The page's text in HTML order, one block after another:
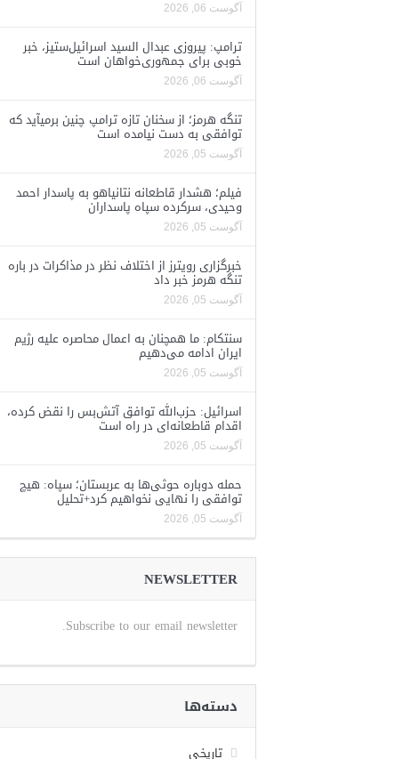
آگوست 06, 2026
ترامپ: پیروزی عبدال السید اسرائیل‌ستیز، خبر
خوبی برای جمهوری‌خواهان است
آگوست 06, 2026
تنگه هرمز؛ از سخنان تازه ترامپ چنین برمیآید که
توافقی به دست نیامده است
آگوست 05, 2026
فیلم؛ هشدار قاطعانه نتانیاهو به پاسدار احمد
وحیدی، سرکرده سپاه پاسداران
آگوست 05, 2026
خبرگزاری رویترز از اختلاف نظر در مذاکرات در باره
تنگه هرمز خبر داد
آگوست 05, 2026
سنتکام: ما همچنان به اعمال محاصره علیه رژیم
ایران ادامه می‌دهیم
آگوست 05, 2026
اسرائیل: حزب‌الله توافق آتش‌بس را نقض کرده،
اقدام قاطعانه‌ای در راه است
آگوست 05, 2026
حمله دوباره حوثی‌ها به عربستان؛ سپاه: هیچ
توافقی را نهایی نخواهیم کرد+تحلیل
آگوست 05, 2026
NEWSLETTER
Subscribe to our email newsletter.
دسته‌ها
تاریخی